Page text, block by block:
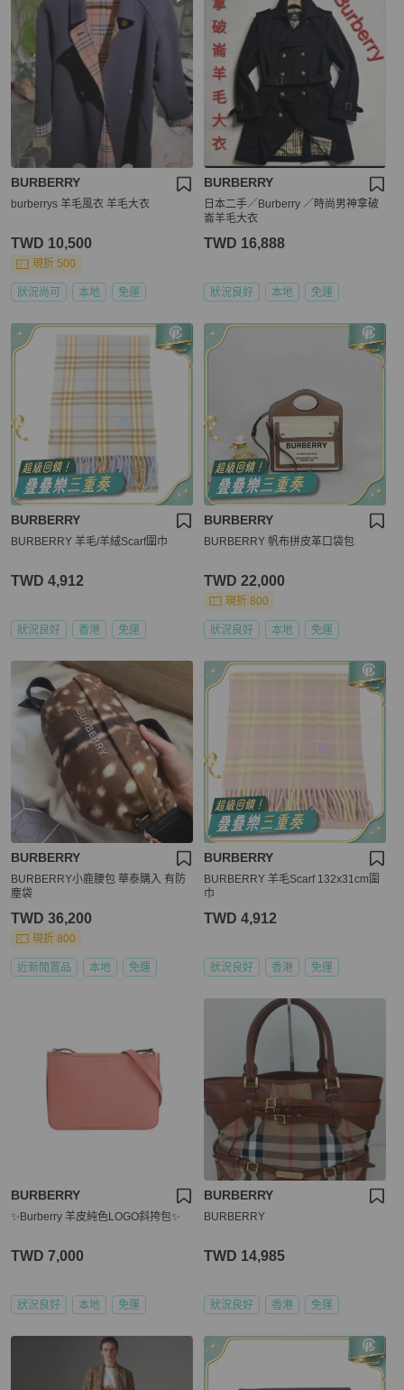
BURBERRY
burberrys 羊毛風衣 羊毛大衣
TWD 10,500
現折 500
狀況尚可 本地 免運
BURBERRY
日本二手／Burberry ／時尚男神拿破
崙羊毛大衣
TWD 16,888
狀況良好 本地 免運
BURBERRY
BURBERRY 羊毛/羊絨Scarf圍巾
TWD 4,912
狀況良好 香港 免運
BURBERRY
BURBERRY 帆布拼皮革口袋包
TWD 22,000
現折 800
狀況良好 本地 免運
BURBERRY
BURBERRY小鹿腰包 華泰購入 有防
塵袋
TWD 36,200
現折 800
近新閒置品 本地 免運
BURBERRY
BURBERRY 羊毛Scarf 132x31cm圍
巾
TWD 4,912
狀況良好 香港 免運
BURBERRY
✨Burberry 羊皮純色LOGO斜挎包✨
TWD 7,000
狀況良好 本地 免運
BURBERRY
BURBERRY
TWD 14,985
狀況良好 香港 免運